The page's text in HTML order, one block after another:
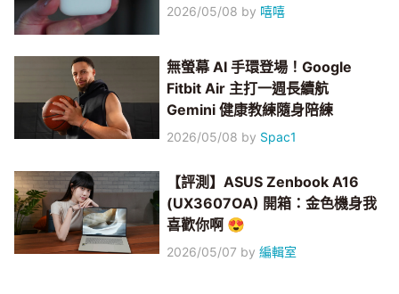
2026/05/08 by 嘻嘻
無螢幕 AI 手環登場！Google
Fitbit Air 主打一週長續航
Gemini 健康教練隨身陪練
2026/05/08 by Spac1
【評測】ASUS Zenbook A16
(UX3607OA) 開箱：金色機身我
喜歡你啊 😍
2026/05/07 by編輯室